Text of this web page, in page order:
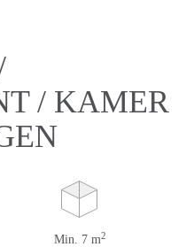
/ KAMER
Min. 7 m2